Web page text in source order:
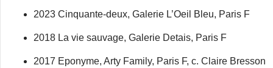
2023 Cinquante-deux, Galerie L’Oeil Bleu, Paris F
2018 La vie sauvage, Galerie Detais, Paris F
2017 Eponyme, Arty Family, Paris F, c. Claire Bresson